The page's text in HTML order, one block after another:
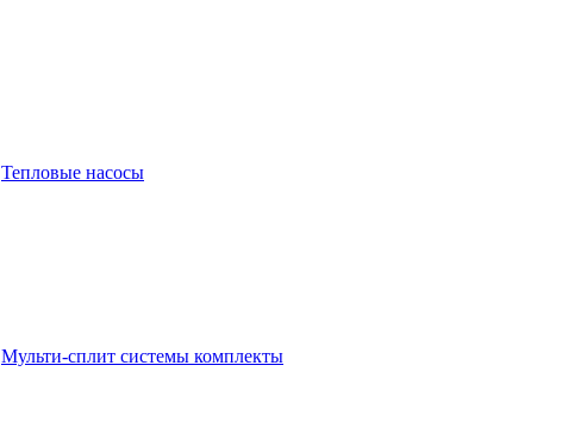
Тепловые насосы
Мульти-сплит системы комплекты